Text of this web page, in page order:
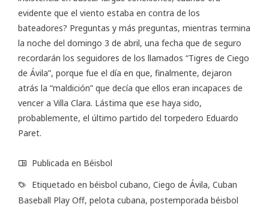
evidente que el viento estaba en contra de los
bateadores? Preguntas y más preguntas, mientras termina
la noche del domingo 3 de abril, una fecha que de seguro
recordarán los seguidores de los llamados “Tigres de Ciego
de Ávila”, porque fue el día en que, finalmente, dejaron
atrás la “maldición” que decía que ellos eran incapaces de
vencer a Villa Clara. Lástima que ese haya sido,
probablemente, el último partido del torpedero Eduardo
Paret.
Publicada en Béisbol
Etiquetado en béisbol cubano, Ciego de Ávila, Cuban
Baseball Play Off, pelota cubana, postemporada béisbol